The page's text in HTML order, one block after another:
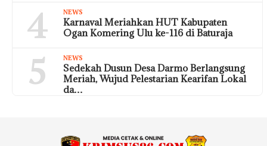
4 NEWS
Karnaval Meriahkan HUT Kabupaten
Ogan Komering Ulu ke-116 di Baturaja
5 NEWS
Sedekah Dusun Desa Darmo Berlangsung
Meriah, Wujud Pelestarian Kearifan Lokal
da…